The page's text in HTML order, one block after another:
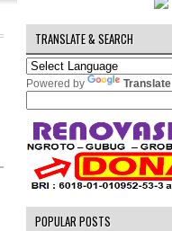
TRANSLATE & SEARCH
Powered by Translate
POPULAR POSTS